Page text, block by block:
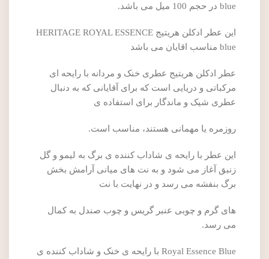
blue در حجم 100 میل می باشد.
این عطر ادکلن هریتیج HERITAGE ROYAL ESSENCE
blue مناسب اقایان می باشد
عطر ادکلن هریتیج عطری خنک و مردانه با رایحه ای
مرکباتی و دریایی است که برای آقایانی که به دنبال
عطری شیک و ماندگار برای استفاده ی
روزمره یا مهمانی هستند، مناسب است.
این عطر با رایحه ی شاداب کننده ی برگ به لیمو و گل
زنبق آغاز می شود و به نت های میانی آرامش بخش
برگ بنفشه می رسد و در نهایت با نت
های گرم و چوبی عنبر گریس و چوب صندل به کمال
می رسد.
Royal Essence Blue با رایحه ی خنک و شاداب کننده ی